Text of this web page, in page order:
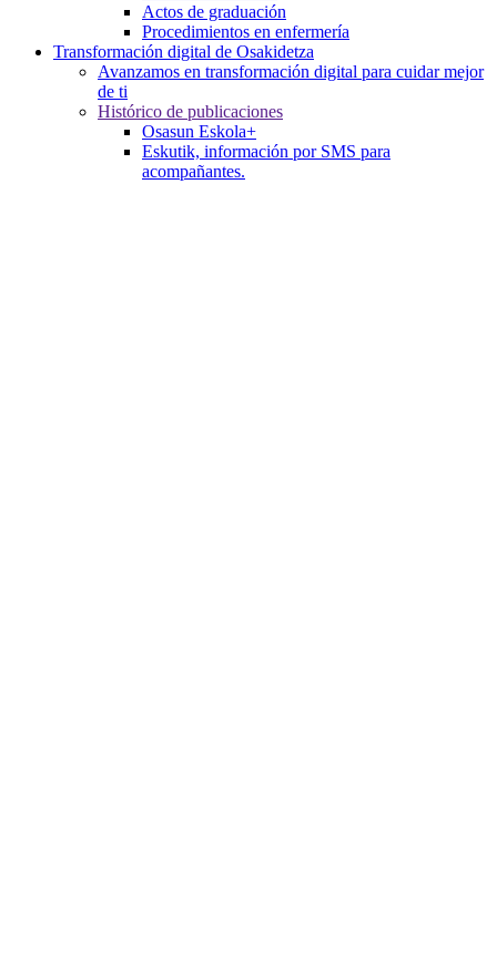
Actos de graduación
Procedimientos en enfermería
Transformación digital de Osakidetza
Avanzamos en transformación digital para cuidar mejor
de ti
Histórico de publicaciones
Osasun Eskola+
Eskutik, información por SMS para
acompañantes.